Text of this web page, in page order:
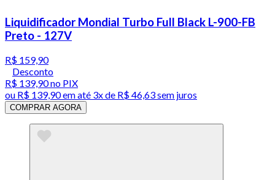
Liquidificador Mondial Turbo Full Black L-900-FB
Preto - 127V
R$ 159,90
Desconto
R$ 139,90no PIX
ou R$ 139,90em até 3x de R$ 46,63 sem juros
COMPRAR AGORA